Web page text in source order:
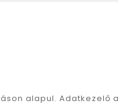
alapul. Adatkezelő